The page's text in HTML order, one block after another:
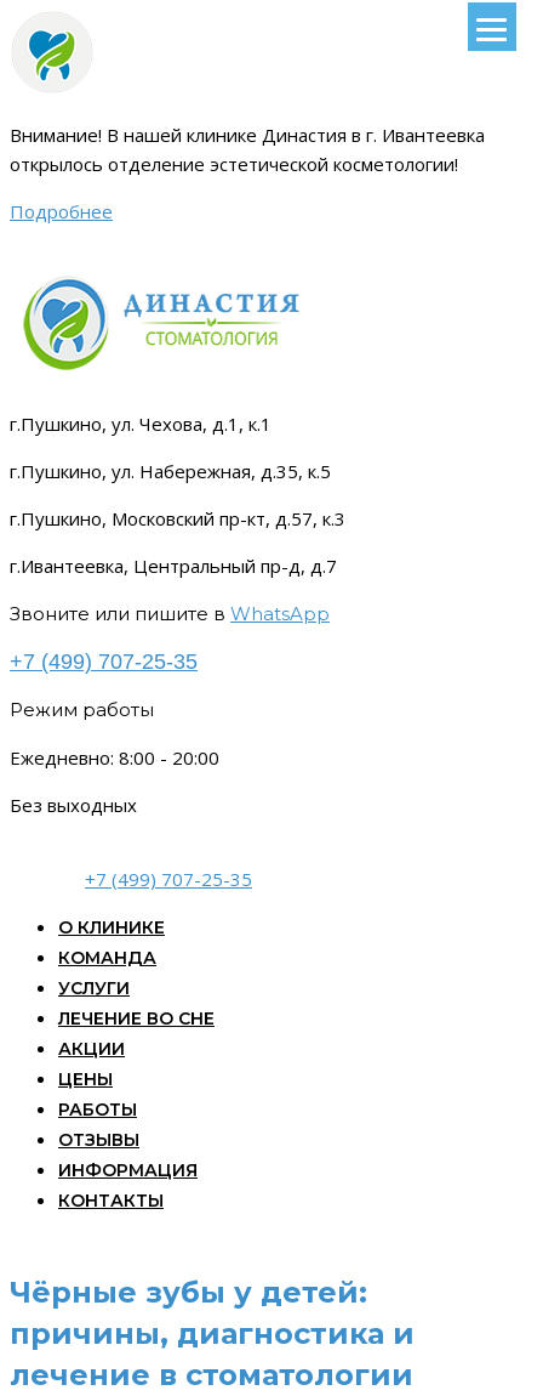
Внимание! В нашей клинике Династия в г. Ивантеевка
открылось отделение эстетической косметологии!
Подробнее
г.Пушкино, ул. Чехова, д.1, к.1
г.Пушкино, ул. Набережная, д.35, к.5
г.Пушкино, Московский пр-кт, д.57, к.3
г.Ивантеевка, Центральный пр-д, д.7
Звоните или пишите в WhatsApp
+7 (499) 707-25-35
Режим работы
Ежедневно: 8:00 - 20:00
Без выходных
+7 (499) 707-25-35
О КЛИНИКЕ
КОМАНДА
УСЛУГИ
ЛЕЧЕНИЕ ВО СНЕ
АКЦИИ
ЦЕНЫ
РАБОТЫ
ОТЗЫВЫ
ИНФОРМАЦИЯ
КОНТАКТЫ
Чёрные зубы у детей:
причины, диагностика и
лечение в стоматологии